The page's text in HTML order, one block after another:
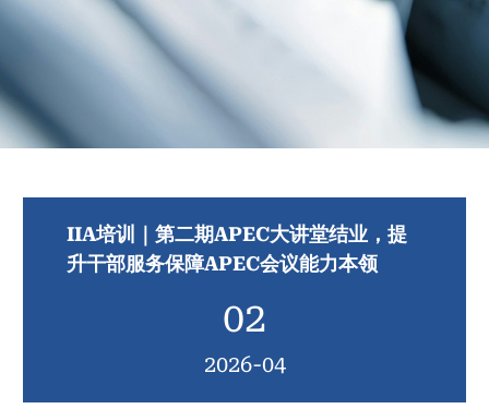
面
屑
02
2026-04
IIA培训｜第二期APEC大讲堂结业，提
升干部服务保障APEC会议能力本领